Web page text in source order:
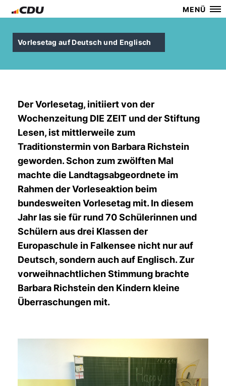
MENÜ
Vorlesetag auf Deutsch und Englisch
Der Vorlesetag, initiiert von der
Wochenzeitung DIE ZEIT und der Stiftung
Lesen, ist mittlerweile zum
Traditionstermin von Barbara Richstein
geworden. Schon zum zwölften Mal
machte die Landtagsabgeordnete im
Rahmen der Vorleseaktion beim
bundesweiten Vorlesetag mit. In diesem
Jahr las sie für rund 70 Schülerinnen und
Schülern aus drei Klassen der
Europaschule in Falkensee nicht nur auf
Deutsch, sondern auch auf Englisch. Zur
vorweihnachtlichen Stimmung brachte
Barbara Richstein den Kindern kleine
Überraschungen mit.